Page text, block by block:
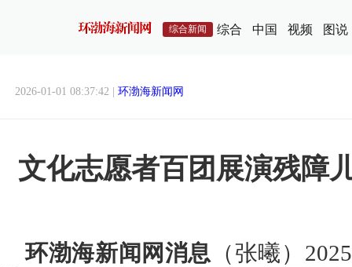
综合新闻 综合 中国 视频 图说
2026-01-01 08:37:42 | 环渤海新闻网
文化志愿者百团展演残障
环渤海新闻网消息 （张曦）